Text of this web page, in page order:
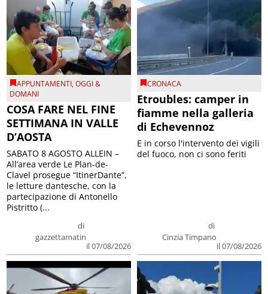
APPUNTAMENTI,OGGI &
DOMANI
COSA FARE NEL FINE
SETTIMANA IN VALLE
D’AOSTA
di
gazzettamatin
il 07/08/2026
SABATO 8 AGOSTO ALLEIN –
All’area verde Le Plan-de-
Clavel prosegue “ItinerDante”,
le letture dantesche, con la
partecipazione di Antonello
Pistritto (...
CRONACA
Etroubles: camper in
fiamme nella galleria
di Echevennoz
di
Cinzia Timpano
il 07/08/2026
E in corso l'intervento dei vigili
del fuoco, non ci sono feriti